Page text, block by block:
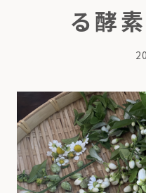
る酵